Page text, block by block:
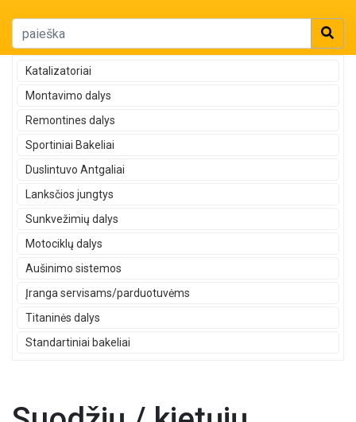
Katalizatoriai
Montavimo dalys
Remontines dalys
Sportiniai Bakeliai
Duslintuvo Antgaliai
Lanksčios jungtys
Sunkvežimių dalys
Motociklų dalys
Aušinimo sistemos
Įranga servisams/parduotuvėms
Titaninės dalys
Standartiniai bakeliai